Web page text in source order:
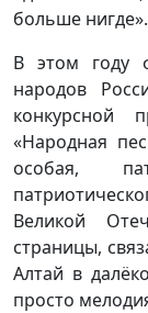
больше нигде».
В этом году
народов
конкурсной
«Народная
особая,
Великой
страницы,
Алтай в
просто